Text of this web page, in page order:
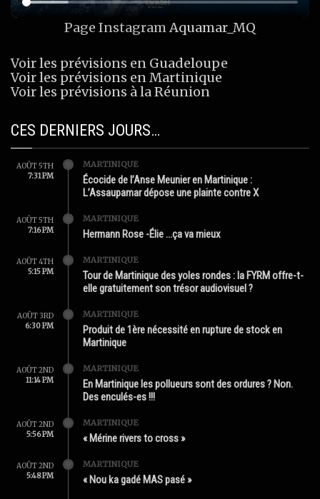
Page InstagramAquamar_MQ
Voir les prévisions en Guadeloupe
Voir les prévisions en Martinique
Voir les prévisions à la Réunion
CES DERNIERS JOURS…
AOÛT 5TH
7:31 PM
MARTINIQUE
Écocide de l’Anse Meunier en Martinique :
L’Assaupamar dépose une plainte contre X
AOÛT 5TH
7:16 PM
MARTINIQUE
Hermann Rose -Élie …ça va mieux
AOÛT 4TH
5:15 PM
MARTINIQUE
Tour de Martinique des yoles rondes : la FYRM offre-t-
elle gratuitement son trésor audiovisuel ?
AOÛT 3RD
6:30 PM
MARTINIQUE
Produit de 1ère nécessité en rupture de stock en
Martinique
AOÛT 2ND
11:14 PM
MARTINIQUE
En Martinique les pollueurs sont des ordures ? Non.
Des enculés-es !!!
AOÛT 2ND
5:56 PM
MARTINIQUE
« Mérine rivers to cross »
AOÛT 2ND
5:48 PM
MARTINIQUE
« Nou ka gadé MAS pasé »